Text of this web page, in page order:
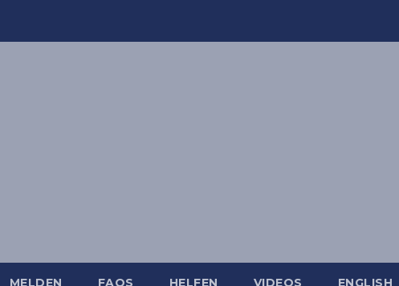
MELDEN FAQS HELFEN VIDEOS ENGLISH